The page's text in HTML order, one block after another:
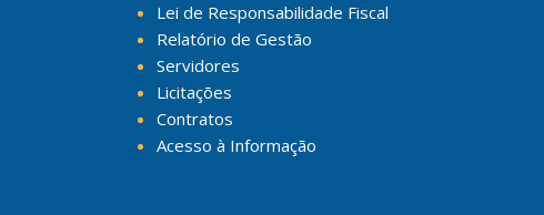
Lei de Responsabilidade Fiscal
Relatório de Gestão
Servidores
Licitações
Contratos
Acesso à Informação